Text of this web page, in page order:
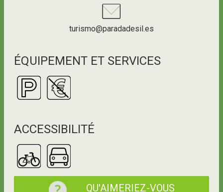
turismo@paradadesil.es
ÉQUIPEMENT ET SERVICES
ACCESSIBILITÉ
QU'AIMERIEZ-VOUS